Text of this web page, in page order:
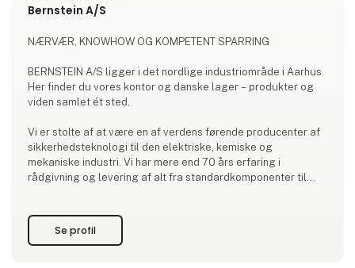
Bernstein A/S
NÆRVÆR, KNOWHOW OG KOMPETENT SPARRING
BERNSTEIN A/S ligger i det nordlige industriområde i Aarhus.
Her finder du vores kontor og danske lager – produkter og
viden samlet ét sted.
Vi er stolte af at være en af verdens førende producenter af
sikkerhedsteknologi til den elektriske, kemiske og
mekaniske industri. Vi har mere end 70 års erfaring i
rådgivning og levering af alt fra standardkomponenter til
ellers store produktprogram. Alt sammen med højeste
kvalitet i fokus.
Se profil